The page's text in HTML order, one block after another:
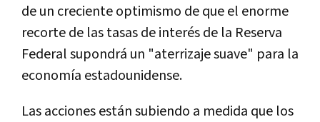
de un creciente optimismo de que el enorme
recorte de las tasas de interés de la Reserva
Federal supondrá un "aterrizaje suave" para la
economía estadounidense.
Las acciones están subiendo a medida que los